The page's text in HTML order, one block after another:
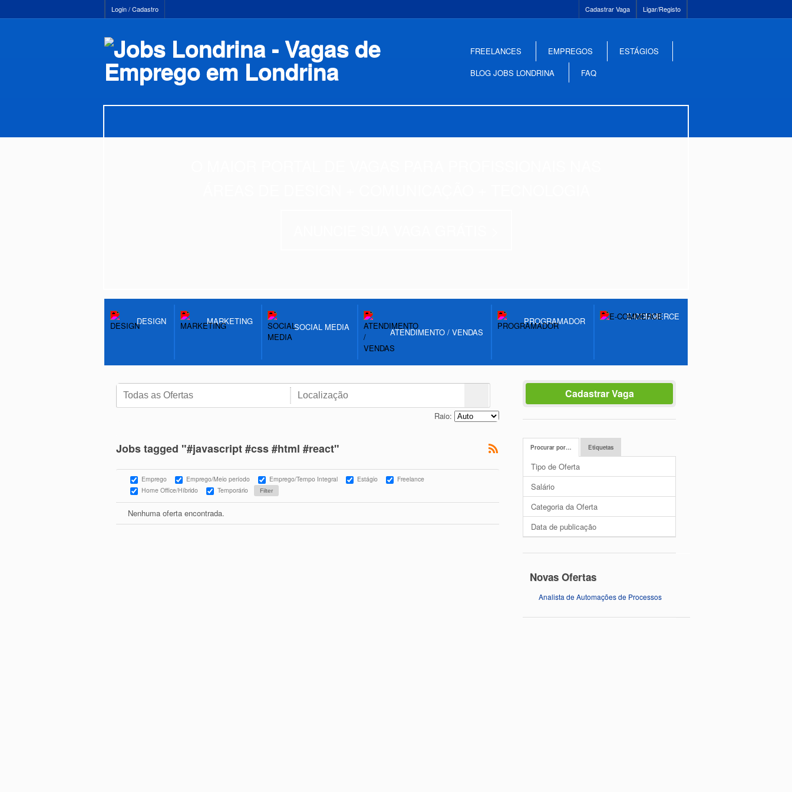
Login / Cadastro Ligar/Registo
Cadastrar Vaga
FREELANCES EMPREGOS
ESTÁGIOS
BLOG JOBS LONDRINA
FAQ
DESIGN MARKETING SOCIAL MEDIA ATENDIMENTO / VENDAS
PROGRAMADOR E-COMMERCE
Raio:
Jobs tagged "#javascript #css #html #react"
Emprego Emprego/Meio período Emprego/Tempo Integral Estágio
Freelance
Home Office/Híbrido
Temporário
Nenhuma oferta encontrada.
Cadastrar Vaga
Procurar por… Etiquetas
Tipo de Oferta
Salário
Categoria da Oferta
Data de publicação
Novas Ofertas
Analista de Automações de Processos